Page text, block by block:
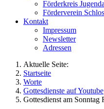
Förderkreis
Förderverein
Kontakt
Impressum
Newsletter
Adressen
Aktuelle Seite:
Startseite
Worte
Gottesdienste auf Youtube
Gottesdienst am Sonntag